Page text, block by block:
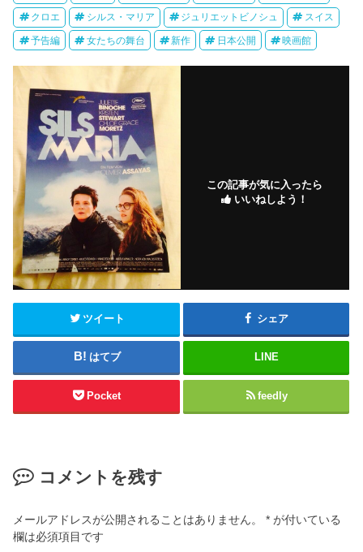
クロエ シルス・マリア ジュリエットビノシュ スイス
予告編 女たちの舞台 新作 日本公開 映画館
この記事が気に入ったら
いいねしよう！
ツイート シェア
はてブ LINE
Pocket feedly
コメントを残す
メールアドレスが公開されることはありません。 * が付いている
欄は必須項目です